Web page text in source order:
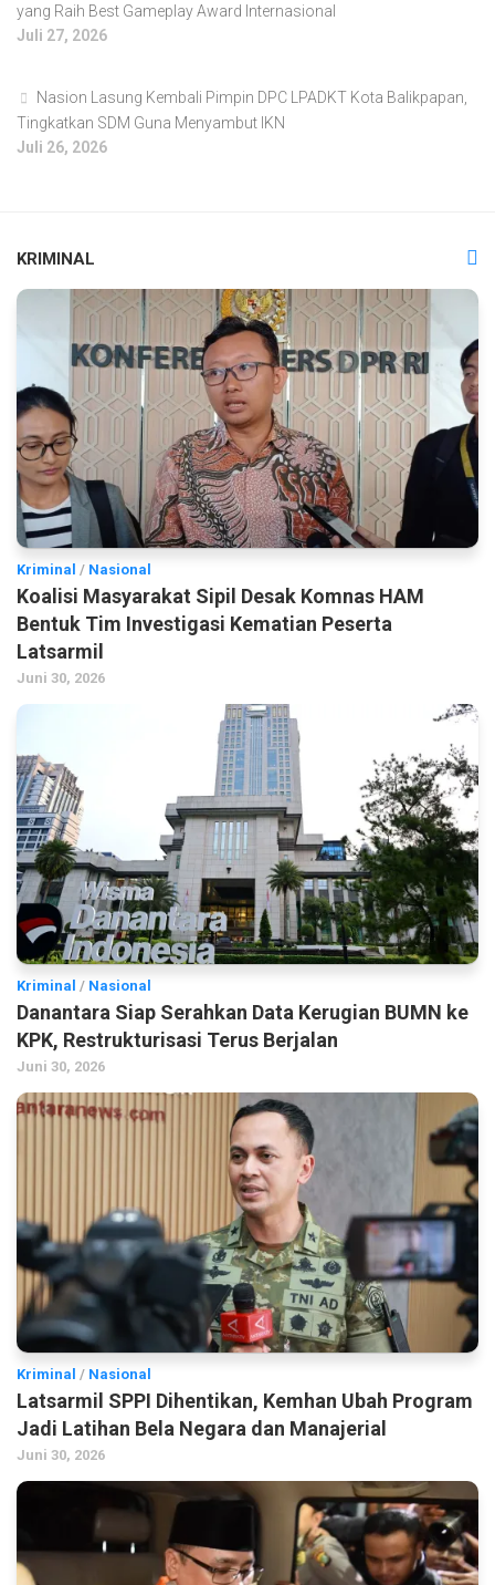
yang Raih Best Gameplay Award Internasional
Juli 27, 2026
Nasion Lasung Kembali Pimpin DPC LPADKT Kota Balikpapan,
Tingkatkan SDM Guna Menyambut IKN
Juli 26, 2026
KRIMINAL
Kriminal / Nasional
Koalisi Masyarakat Sipil Desak Komnas HAM
Bentuk Tim Investigasi Kematian Peserta
Latsarmil
Juni 30, 2026
Kriminal / Nasional
Danantara Siap Serahkan Data Kerugian BUMN ke
KPK, Restrukturisasi Terus Berjalan
Juni 30, 2026
Kriminal / Nasional
Latsarmil SPPI Dihentikan, Kemhan Ubah Program
Jadi Latihan Bela Negara dan Manajerial
Juni 30, 2026